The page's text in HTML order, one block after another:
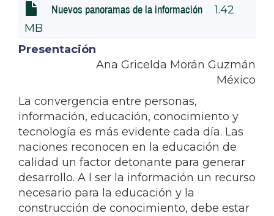
Nuevos panoramas de la información
1.42
MB
Presentación
Ana Gricelda Morán Guzmán
México
La convergencia entre personas,
información, educación, conocimiento y
tecnología es más evidente cada día. Las
naciones reconocen en la educación de
calidad un factor detonante para generar
desarrollo. A l ser la información un recurso
necesario para la educación y la
construcción de conocimiento, debe estar